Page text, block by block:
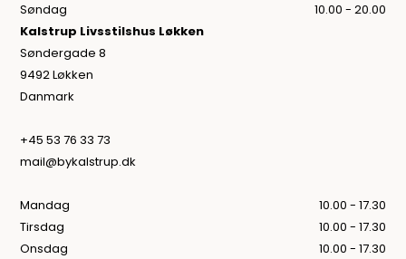
Søndag
10.00 - 20.00
Kalstrup Livsstilshus Løkken
Søndergade 8
9492 Løkken
Danmark
+45 53 76 33 73
mail@bykalstrup.dk
Mandag
10.00 - 17.30
Tirsdag
10.00 - 17.30
Onsdag
10.00 - 17.30